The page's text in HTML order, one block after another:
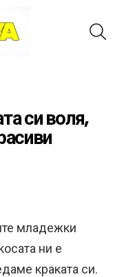
си воля,
младежки
ни е
краката си.